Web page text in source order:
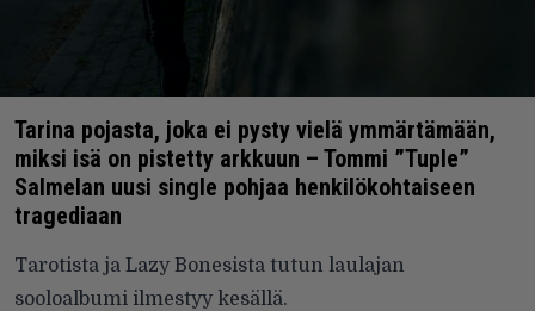
Tarina pojasta, joka ei pysty vielä ymmärtämään,
miksi isä on pistetty arkkuun – Tommi ”Tuple”
Salmelan uusi single pohjaa henkilökohtaiseen
tragediaan
Tarotista ja Lazy Bonesista tutun laulajan
sooloalbumi ilmestyy kesällä.